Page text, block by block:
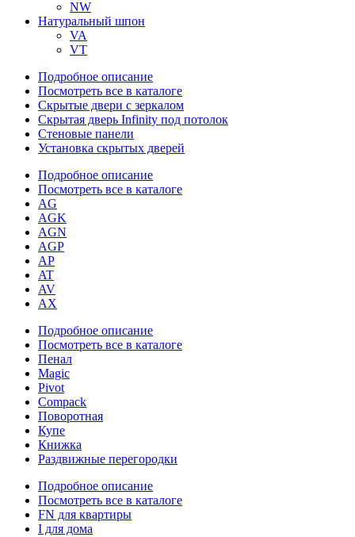
NW
Натуральный шпон
VA
VT
Подробное описание
Посмотреть все в каталоге
Скрытые двери с зеркалом
Скрытая дверь Infinity под потолок
Стеновые панели
Установка скрытых дверей
Подробное описание
Посмотреть все в каталоге
AG
AGK
AGN
AGP
AP
AT
AV
AX
Подробное описание
Посмотреть все в каталоге
Пенал
Magic
Pivot
Compack
Поворотная
Купе
Книжка
Раздвижные перегородки
Подробное описание
Посмотреть все в каталоге
FN для квартиры
I для дома